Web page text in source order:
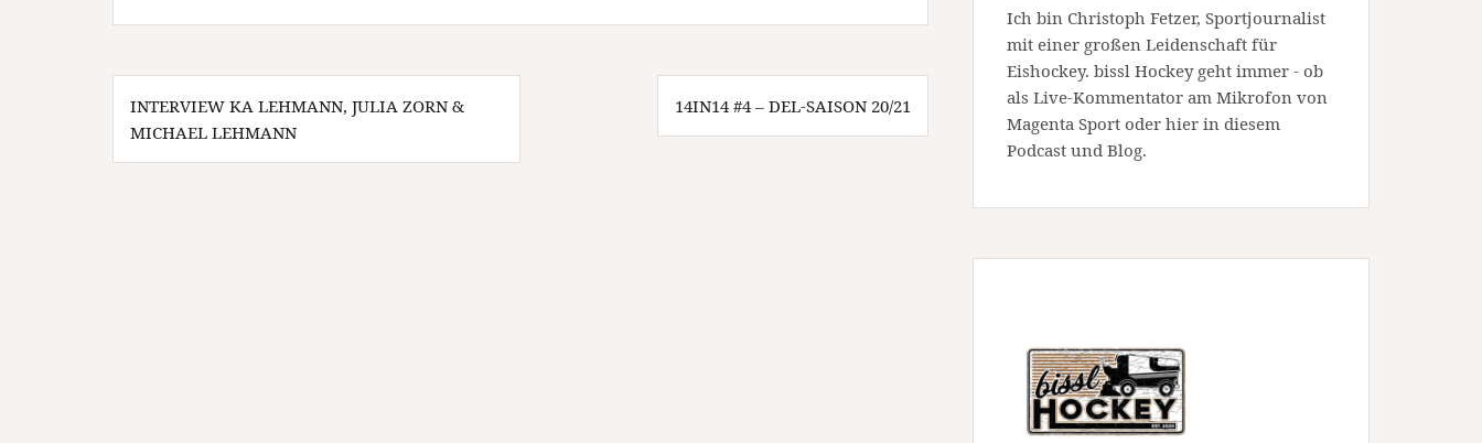
Beitragsnavigation
INTERVIEW KA LEHMANN, JULIA ZORN &
MICHAEL LEHMANN
14IN14 #4 – DEL-SAISON 20/21
Ich bin Christoph Fetzer, Sportjournalist
mit einer großen Leidenschaft für
Eishockey. bissl Hockey geht immer - ob
als Live-Kommentator am Mikrofon von
Magenta Sport oder hier in diesem
Podcast und Blog.